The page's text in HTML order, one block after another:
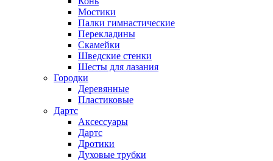
Мостики
Палки гимнастические
Перекладины
Скамейки
Шведские стенки
Шесты для лазания
Городки
Деревянные
Пластиковые
Дартс
Аксессуары
Дартс
Дротики
Духовые трубки